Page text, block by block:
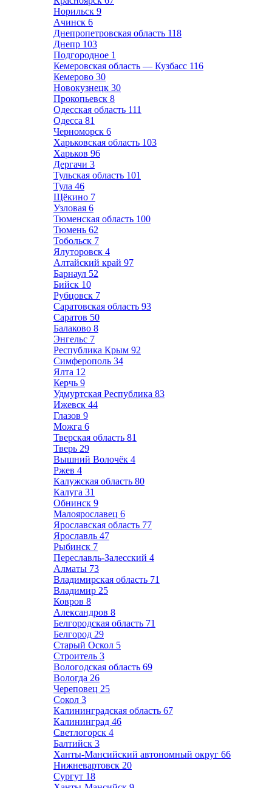
Норильск 9
Ачинск 6
Днепропетровская область 118
Днепр 103
Подгородное 1
Кемеровская область — Кузбасс 116
Кемерово 30
Новокузнецк 30
Прокопьевск 8
Одесская область 111
Одесса 81
Черноморск 6
Харьковская область 103
Харьков 96
Дергачи 3
Тульская область 101
Тула 46
Щёкино 7
Узловая 6
Тюменская область 100
Тюмень 62
Тобольск 7
Ялуторовск 4
Алтайский край 97
Барнаул 52
Бийск 10
Рубцовск 7
Саратовская область 93
Саратов 50
Балаково 8
Энгельс 7
Республика Крым 92
Симферополь 34
Ялта 12
Керчь 9
Удмуртская Республика 83
Ижевск 44
Глазов 9
Можга 6
Тверская область 81
Тверь 29
Вышний Волочёк 4
Ржев 4
Калужская область 80
Калуга 31
Обнинск 9
Малоярославец 6
Ярославская область 77
Ярославль 47
Рыбинск 7
Переславль-Залесский 4
Алматы 73
Владимирская область 71
Владимир 25
Ковров 8
Александров 8
Белгородская область 71
Белгород 29
Старый Оскол 5
Строитель 3
Вологодская область 69
Вологда 26
Череповец 25
Сокол 3
Калининградская область 67
Калининград 46
Светлогорск 4
Балтийск 3
Ханты-Мансийский автономный округ 66
Нижневартовск 20
Сургут 18